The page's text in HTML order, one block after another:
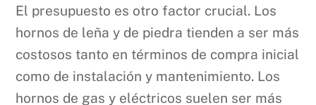
El presupuesto es otro factor crucial. Los
hornos de leña y de piedra tienden a ser más
costosos tanto en términos de compra inicial
como de instalación y mantenimiento. Los
hornos de gas y eléctricos suelen ser más